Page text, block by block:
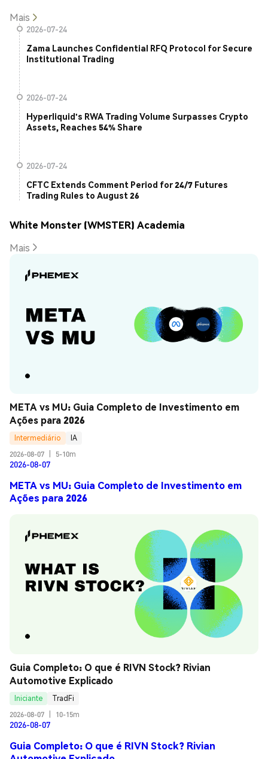
Mais
2026-07-24
Zama Launches Confidential RFQ Protocol for Secure
Institutional Trading
2026-07-24
Hyperliquid's RWA Trading Volume Surpasses Crypto
Assets, Reaches 54% Share
2026-07-24
CFTC Extends Comment Period for 24/7 Futures
Trading Rules to August 26
White Monster (WMSTER) Academia
Mais
META vs MU: Guia Completo de Investimento em
Ações para 2026
Intermediário
IA
2026-08-07
5-10m
2026-08-07
META vs MU: Guia Completo de Investimento em
Ações para 2026
Guia Completo: O que é RIVN Stock? Rivian
Automotive Explicado
Iniciante
TradFi
2026-08-07
10-15m
2026-08-07
Guia Completo: O que é RIVN Stock? Rivian